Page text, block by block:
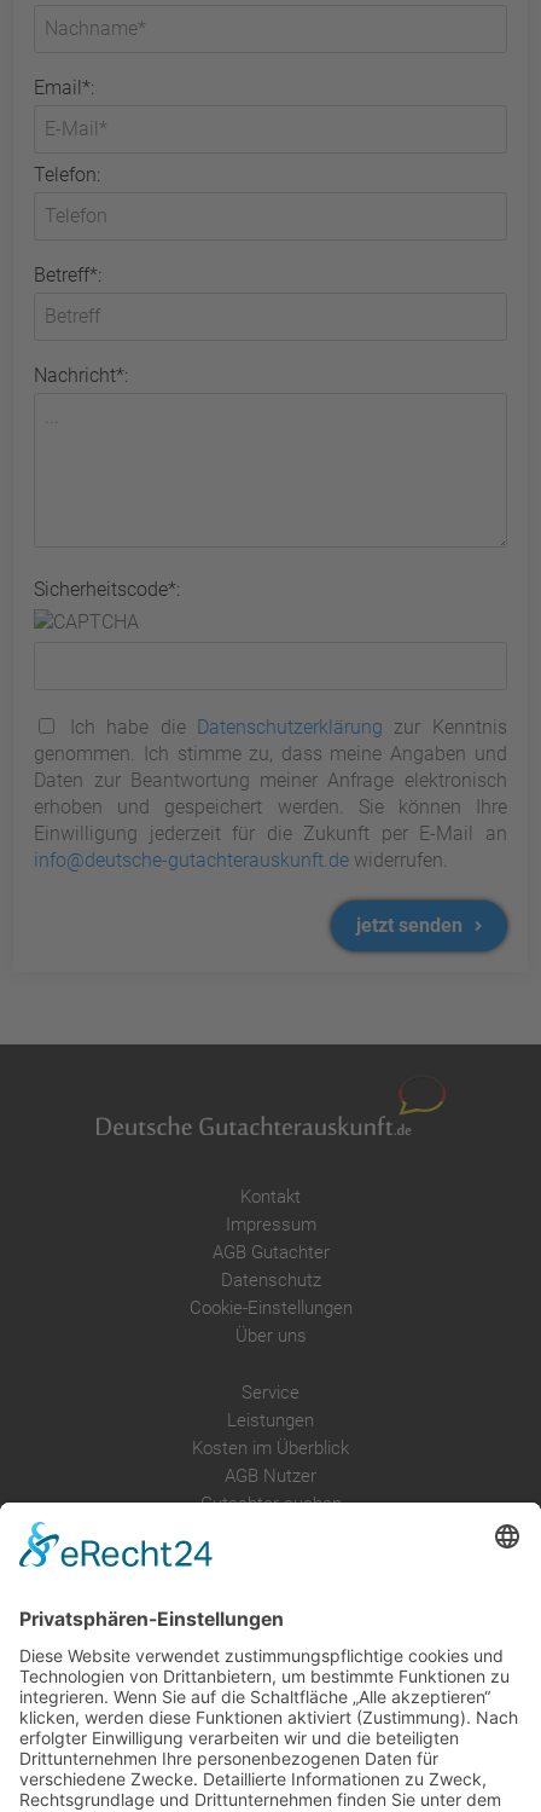
Email*:
Telefon:
Betreff*:
Nachricht*:
Sicherheitscode*:
Ich habe die Datenschutzerklärung zur Kenntnis
genommen. Ich stimme zu, dass meine Angaben und
Daten zur Beantwortung meiner Anfrage elektronisch
erhoben und gespeichert werden. Sie können Ihre
Einwilligung jederzeit für die Zukunft per E-Mail an
info@deutsche-gutachterauskunft.de widerrufen.
jetzt senden
Kontakt
Impressum
AGB Gutachter
Datenschutz
Cookie-Einstellungen
Über uns
Service
Leistungen
Kosten im Überblick
AGB Nutzer
Gutachter suchen
Anfrage
Presse
Partner: Der DGuSV
als Gutachter eintragen
Infos für Suchende